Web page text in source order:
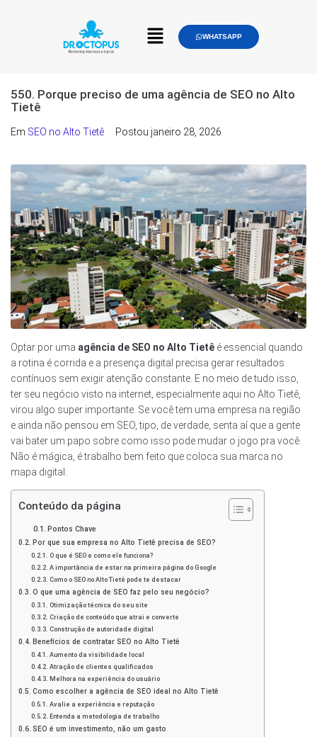
WHATSAPP
550. Porque preciso de uma agência de SEO no Alto
Tietê
Em SEO no Alto Tietê Postou janeiro 28, 2026
Optar por uma agência de SEO no Alto Tietê é essencial quando
a rotina é corrida e a presença digital precisa gerar resultados
contínuos sem exigir atenção constante. E no meio de tudo isso,
ter seu negócio visto na internet, especialmente aqui no Alto Tietê,
virou algo super importante. Se você tem uma empresa na região
e ainda não pensou em SEO, tipo, de verdade, senta aí que a gente
vai bater um papo sobre como isso pode mudar o jogo pra você.
Não é mágica, é trabalho bem feito que coloca sua marca no
mapa digital.
Conteúdo da página
Pontos Chave
Por que sua empresa no Alto Tietê precisa de SEO?
O que é SEO e como ele funciona?
A importância de estar na primeira página do Google
Como o SEO no Alto Tietê pode te destacar
O que uma agência de SEO faz pelo seu negócio?
Otimização técnica do seu site
Criação de conteúdo que atrai e converte
Construção de autoridade digital
Benefícios de contratar SEO no Alto Tietê
Aumento da visibilidade local
Atração de clientes qualificados
Melhora na experiência do usuário
Como escolher a agência de SEO ideal no Alto Tietê
Avalie a experiência e reputação
Entenda a metodologia de trabalho
SEO é um investimento, não um gasto